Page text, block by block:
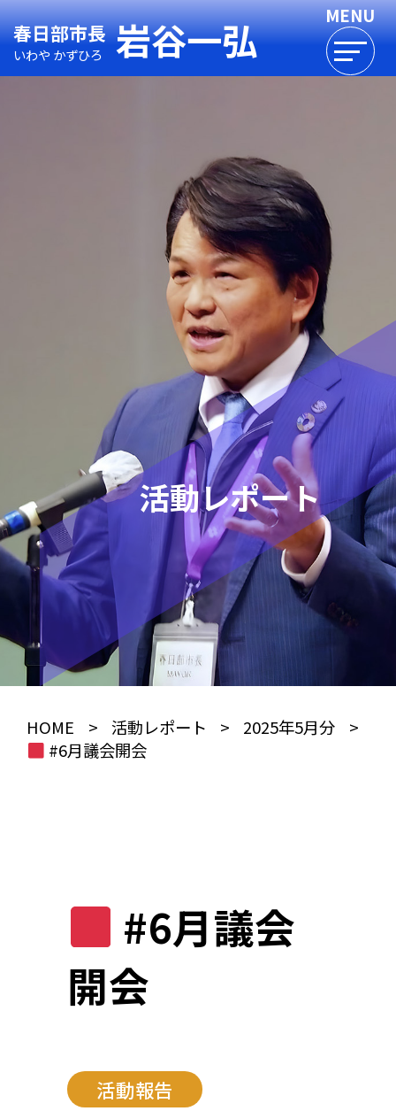
春日部市長
いわや かずひろ 岩谷一弘
活動レポート
HOME > 活動レポート > 2025年5月分
>
#6月議会開会
#6月議会
開会
活動報告